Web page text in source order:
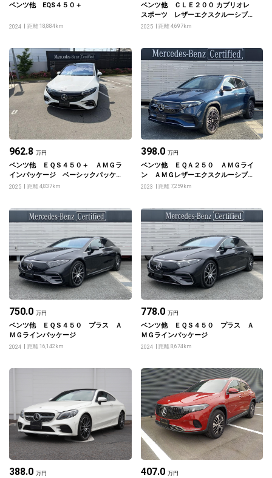
ベンツ他 EQS４５０＋
2024 距離 18,884km
ベンツ他 ＣＬＥ２００ カブリオレ
スポーツ レザーエクスクルーシブパ
ッケージ・ドライバーズパッケージ
2025 距離 4,697km
962.8 万円
ベンツ他 ＥＱＳ４５０＋ ＡＭＧラ
インパッケージ ベーシックパッケー
ジ
2025 距離 4,837km
398.0 万円
ベンツ他 ＥＱＡ２５０ ＡＭＧライ
ン ＡＭＧレザーエクスクルーシブパ
ッケージ
2023 距離 7,259km
750.0 万円
ベンツ他 ＥＱＳ４５０ プラス Ａ
ＭＧラインパッケージ
2024 距離 16,142km
778.0 万円
ベンツ他 ＥＱＳ４５０ プラス Ａ
ＭＧラインパッケージ
2024 距離 8,674km
388.0 万円 407.0 万円